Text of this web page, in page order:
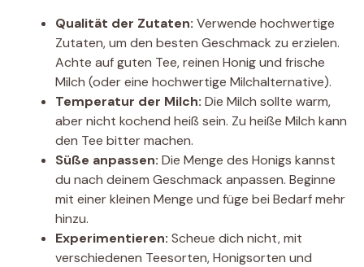
Qualität der Zutaten: Verwende hochwertige
Zutaten, um den besten Geschmack zu erzielen.
Achte auf guten Tee, reinen Honig und frische
Milch (oder eine hochwertige Milchalternative).
Temperatur der Milch: Die Milch sollte warm,
aber nicht kochend heiß sein. Zu heiße Milch kann
den Tee bitter machen.
Süße anpassen: Die Menge des Honigs kannst
du nach deinem Geschmack anpassen. Beginne
mit einer kleinen Menge und füge bei Bedarf mehr
hinzu.
Experimentieren: Scheue dich nicht, mit
verschiedenen Teesorten, Honigsorten und